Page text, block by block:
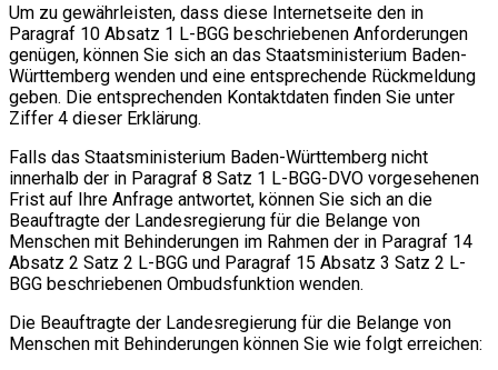
Um zu gewährleisten, dass diese Internetseite den in
Paragraf 10 Absatz 1 L-BGG beschriebenen Anforderungen
genügen, können Sie sich an das Staatsministerium Baden-
Württemberg wenden und eine entsprechende Rückmeldung
geben. Die entsprechenden Kontaktdaten finden Sie unter
Ziffer 4 dieser Erklärung.
Falls das Staatsministerium Baden-Württemberg nicht
innerhalb der in Paragraf 8 Satz 1 L-BGG-DVO vorgesehenen
Frist auf Ihre Anfrage antwortet, können Sie sich an die
Beauftragte der Landesregierung für die Belange von
Menschen mit Behinderungen im Rahmen der in Paragraf 14
Absatz 2 Satz 2 L-BGG und Paragraf 15 Absatz 3 Satz 2 L-
BGG beschriebenen Ombudsfunktion wenden.
Die Beauftragte der Landesregierung für die Belange von
Menschen mit Behinderungen können Sie wie folgt erreichen: